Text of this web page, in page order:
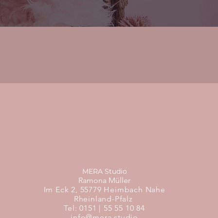
MERA Studio
Ramona Müller
Im Eck 2, 55779 Heimbach Nahe
Rheinland-Pfalz
Tel: 0151 | 55 55 10 84